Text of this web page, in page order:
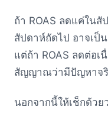
ถ้า ROAS ลดแค่ใน
สัปดาห์ถัดไป อาจเป็
แต่ถ้า ROAS ลดต่อ
สัญญาณว่ามีปัญหาจ
นอกจากนี้ให้เช็กด้วย